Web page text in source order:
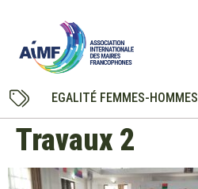
EGALITÉ FEMMES-HOMMES
Travaux 2